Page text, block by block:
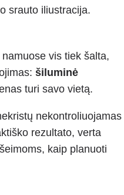
vis tiek šalta,
šiluminė
turi savo vietą.
nekontroliuojamas
rezultato, verta
kaip planuoti